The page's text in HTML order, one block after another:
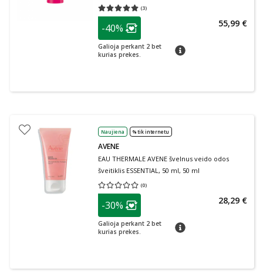
SPF 50, 30 ml (3)
Vidutinis įvertinimas 5.00
patarimas
Lojalumo klubo narių nuolaida
-40%
Galioja perkant 2 bet
kurias prekes.
patarimas
55,99 €
Naujiena % tik internetu
AVENE
EAU THERMALE AVENE švelnus veido odos
šveitiklis ESSENTIAL, 50 ml, 50 ml
(0)
Vidutinis įvertinimas 0.00
patarimas
Lojalumo klubo narių nuolaida
-30%
Galioja perkant 2 bet
kurias prekes.
patarimas
28,29 €